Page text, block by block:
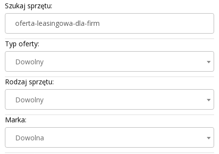
Szukaj sprzętu:
Typ oferty:
Dowolny
Rodzaj sprzętu:
Dowolny
Marka:
Dowolna